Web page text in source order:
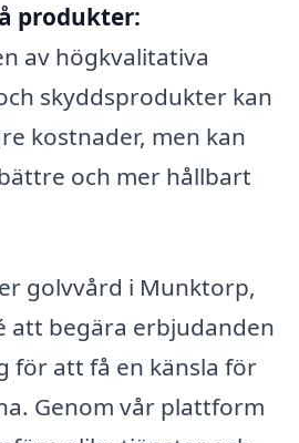
produkter:
av högkvalitativa
skyddsprodukter kan
kostnader, men kan
och mer hållbart
golvvård i Munktorp,
att begära erbjudanden
för att få en känsla för
Genom vår plattform